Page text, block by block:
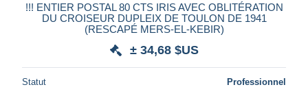
!!! ENTIER POSTAL 80 CTS IRIS AVEC OBLITÉRATION
DU CROISEUR DUPLEIX DE TOULON DE 1941
(RESCAPÉ MERS-EL-KEBIR)
± 34,68 $US
Statut Professionnel